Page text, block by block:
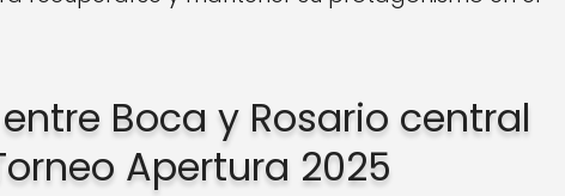
Boca y Rosario central
Apertura 2025